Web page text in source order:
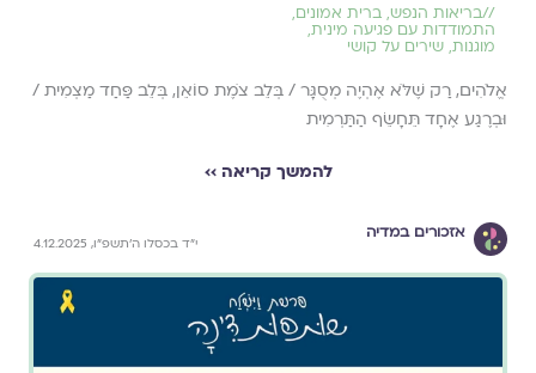
//בריאות הנפש, ברית אמונים,
התמודדות עם פגיעה מינית,
מוגנות, שירים על קושי
אֱלֹהִים, רַק שֶׁלֹּא אֶהְיֶה מְסֻגָּר / בְּלֵב צֹמֶת סוֹאֵן, בְּלֵב פַּחַד מַצְמִית /
וּבְרֶגַע אֶחָד תֵּחָשֵׂף הַתַּרְמִית
להמשך קריאה ››
אזכורים במדיה
י״ד בכסלו ה׳תשפ״ו, 4.12.2025